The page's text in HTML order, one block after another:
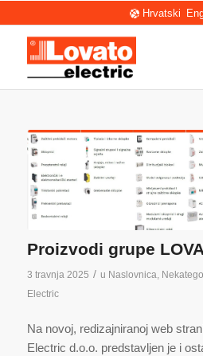
Hrvatski
Proizvodi grupe
3 travnja 2025 / u Naslovnica
Electric
Na novoj, redizajniranoj web
Electric d.o.o. predstavljen je i